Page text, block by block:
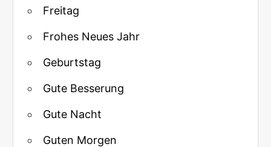
Freitag
Frohes Neues Jahr
Geburtstag
Gute Besserung
Gute Nacht
Guten Morgen